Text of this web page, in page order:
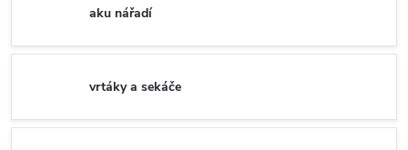
aku nářadí
vrtáky a sekáče